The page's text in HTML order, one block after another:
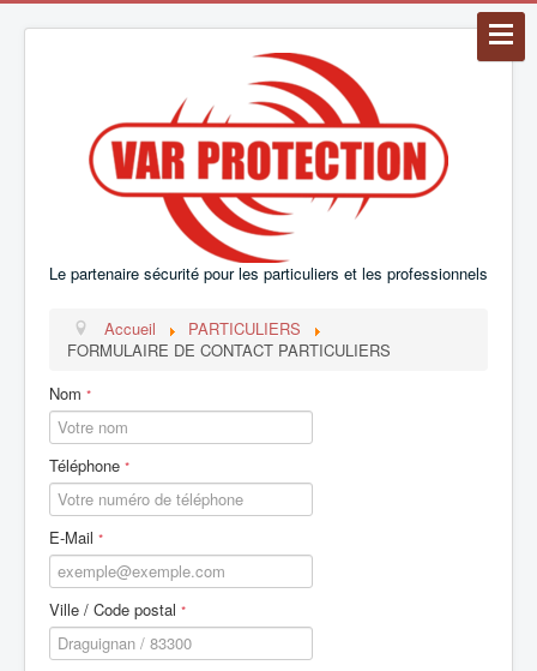
Le partenaire sécurité pour les particuliers et les professionnels
Accueil
PARTICULIERS
FORMULAIRE DE CONTACT PARTICULIERS
Nom *
Téléphone *
E-Mail *
Ville / Code postal *